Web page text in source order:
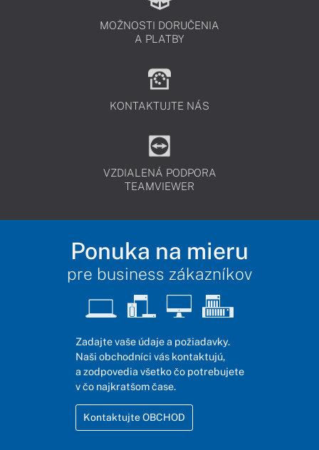
MOŽNOSTI DORUČENIA
A PLATBY
KONTAKTUJTE NÁS
VZDIALENÁ PODPORA
TEAMVIEWER
Ponuka na mieru
pre business zákazníkov
Zadajte vaše údaje a požiadavky.
Naši obchodníci vás kontaktujú,
a zodpovedia všetko čo potrebujete
v čo najkratšom čase.
Kontaktujte OBCHOD